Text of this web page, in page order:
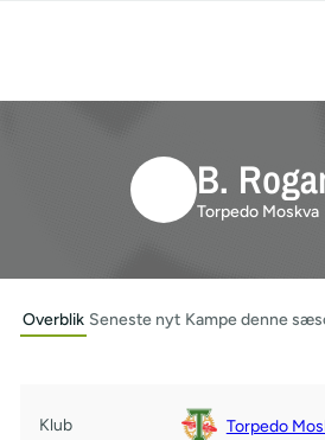
B.
Torpedo Moskva
Overblik Seneste nyt Kampe denne
Klub Torpedo